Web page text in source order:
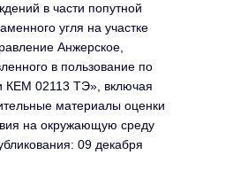
в части попутной
угля на участке
Анжерское,
в пользование по
КЕМ 02113 ТЭ», включая
материалы оценки
на окружающую среду
09 декабря